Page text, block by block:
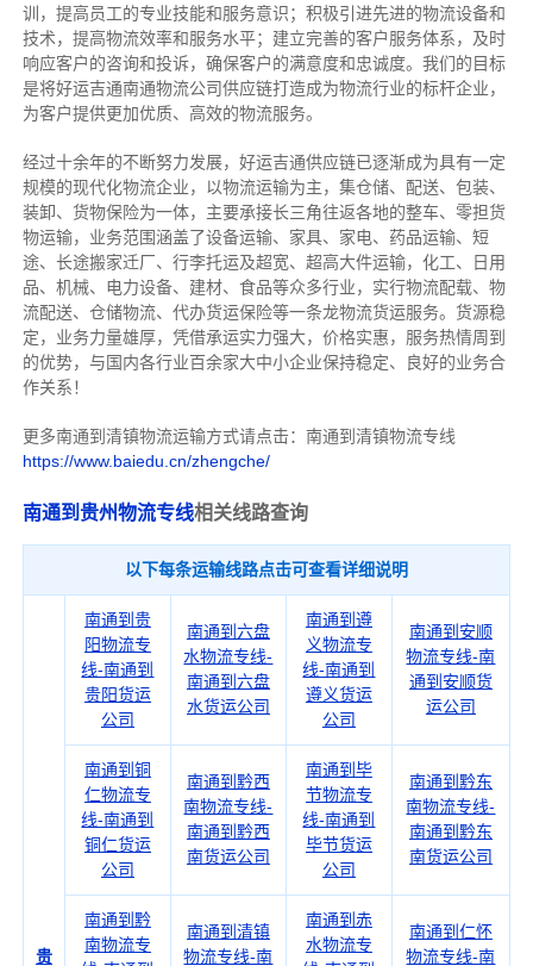
训，提高员工的专业技能和服务意识；积极引进先进的物流设备和
技术，提高物流效率和服务水平；建立完善的客户服务体系，及时
响应客户的咨询和投诉，确保客户的满意度和忠诚度。我们的目标
是将好运吉通南通物流公司供应链打造成为物流行业的标杆企业，
为客户提供更加优质、高效的物流服务。
经过十余年的不断努力发展，好运吉通供应链已逐渐成为具有一定
规模的现代化物流企业，以物流运输为主，集仓储、配送、包装、
装卸、货物保险为一体，主要承接长三角往返各地的整车、零担货
物运输，业务范围涵盖了设备运输、家具、家电、药品运输、短
途、长途搬家迁厂、行李托运及超宽、超高大件运输，化工、日用
品、机械、电力设备、建材、食品等众多行业，实行物流配载、物
流配送、仓储物流、代办货运保险等一条龙物流货运服务。货源稳
定，业务力量雄厚，凭借承运实力强大，价格实惠，服务热情周到
的优势，与国内各行业百余家大中小企业保持稳定、良好的业务合
作关系！
更多南通到清镇物流运输方式请点击：南通到清镇物流专线
https://www.baiedu.cn/zhengche/
南通到贵州物流专线相关线路查询
以下每条运输线路点击可查看详细说明
贵
南通到贵
阳物流专
线-南通到
贵阳货运
公司
南通到六盘
水物流专线-
南通到六盘
水货运公司
南通到遵
义物流专
线-南通到
遵义货运
公司
南通到安顺
物流专线-南
通到安顺货
运公司
南通到铜
仁物流专
线-南通到
铜仁货运
公司
南通到黔西
南物流专线-
南通到黔西
南货运公司
南通到毕
节物流专
线-南通到
毕节货运
公司
南通到黔东
南物流专线-
南通到黔东
南货运公司
南通到黔
南物流专
南通到清镇
物流专线-南
南通到赤
水物流专
南通到仁怀
物流专线-南